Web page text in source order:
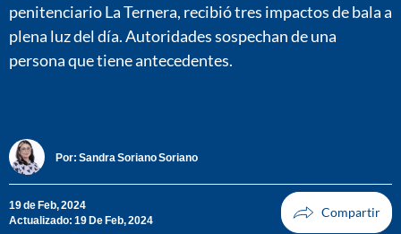
penitenciario La Ternera, recibió tres impactos de bala a
plena luz del día. Autoridades sospechan de una
persona que tiene antecedentes.
Por: Sandra Soriano Soriano
19 de Feb, 2024
Actualizado: 19 De Feb, 2024